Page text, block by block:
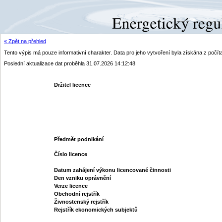
« Zpět na přehled
Tento výpis má pouze informativní charakter. Data pro jeho vytvoření byla získána z
Poslední aktualizace dat proběhla 31.07.2026 14:12:48
Držitel licence
Předmět podnikání
Číslo licence
Datum zahájení výkonu licencované činnosti
Den vzniku oprávnění
Verze licence
Obchodní rejstřík
Živnostenský rejstřík
Rejstřík ekonomických subjektů